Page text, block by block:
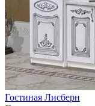
Гостиная Лисберн